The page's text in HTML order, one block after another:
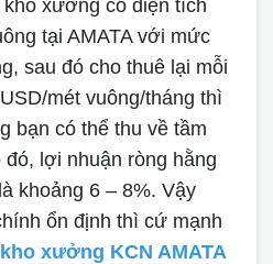
xưởng có diện tích
tại AMATA với mức
sau đó cho thuê lại mỗi
mét vuông/tháng thì
bạn có thể thu về tầm
lợi nhuận ròng hằng
khoảng 6 – 8%. Vậy
ổn định thì cứ mạnh
xưởng KCN AMATA